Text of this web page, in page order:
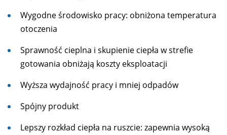
Wygodne środowisko pracy: obniżona temperatura
otoczenia
Sprawność cieplna i skupienie ciepła w strefie
gotowania obniżają koszty eksploatacji
Wyższa wydajność pracy i mniej odpadów
Spójny produkt
Lepszy rozkład ciepła na ruszcie: zapewnia wysoką